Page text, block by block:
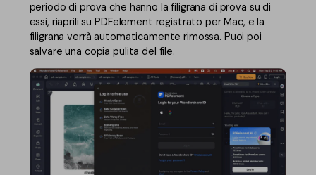
periodo di prova che hanno la filigrana di prova su di
essi, riaprili su PDFelement registrato per Mac, e la
filigrana verrà automaticamente rimossa. Puoi poi
salvare una copia pulita del file.